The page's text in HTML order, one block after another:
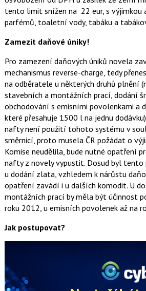
tento limit snížen na 22 eur, s výjimkou
parfémů, toaletní vody, tabáku a
Zamezit daňové úniky!
Pro zamezení daňových úniků novela
mechanismus reverse-charge, tedy
na odběratele u některých druhů plnění
stavebních a montážních prací, dodání
obchodování s emisními povolenkami a
které přesahuje 1500 l na jednu
nafty není použití tohoto systému v
směrnicí, proto musela ČR požádat o
Komise neudělila, bude nutné opatření
nafty z novely vypustit. Dosud byl tento
u dodání zlata, vzhledem k nárůstu
opatření zavádí i u dalších komodit. U
montážních prací by měla být účinnost
roku 2012, u emisních povolenek až na
Jak postupovat?